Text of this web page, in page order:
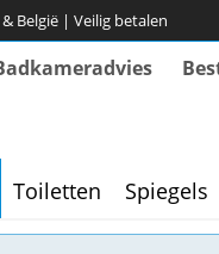
België | Veilig betalen
Toiletten Spiegels